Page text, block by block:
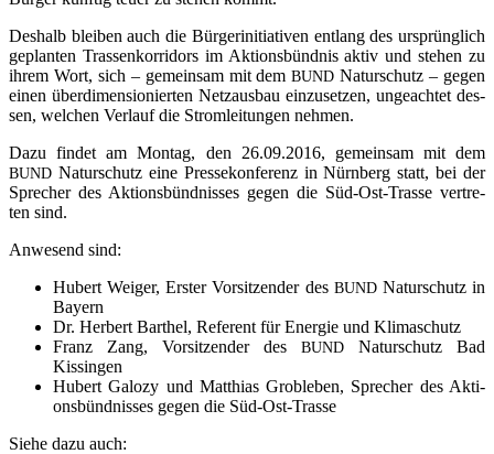
Des­halb blei­ben auch die Bür­ger­initia­ti­ven ent­lang des ursprüng­lich
geplan­ten Tras­sen­kor­ri­dors im Akti­ons­bünd­nis aktiv und ste­hen zu
ihrem Wort, sich – gemein­sam mit demBUND Natur­schutz – gegen
einen über­di­men­sio­nier­ten Netz­aus­bau ein­zu­set­zen, unge­ach­tet des­
sen, wel­chen Ver­lauf die Strom­lei­tun­gen nehmen.
Dazu fin­det am Mon­tag, den 26.09.2016, gemein­sam mit dem
BUND Natur­schutz eine Pres­se­kon­fe­renz in Nürn­berg statt, bei der
Spre­cher des Akti­ons­bünd­nis­ses gegen die Süd-Ost-Tras­se ver­tre­
ten sind.
Anwe­send sind:
Hubert Wei­ger, Ers­ter Vor­sit­zen­der des BUNDNatur­schutz in
Bayern
Dr. Her­bert Bart­hel, Refe­rent für Ener­gie und Klimaschutz
Franz Zang, Vor­sit­zen­der des BUND Natur­schutz Bad
Kissingen
Hubert Galo­zy und Mat­thi­as Groble­ben, Spre­cher des Akti­
ons­bünd­nis­ses gegen die Süd-Ost-Trasse
Sie­he dazu auch: